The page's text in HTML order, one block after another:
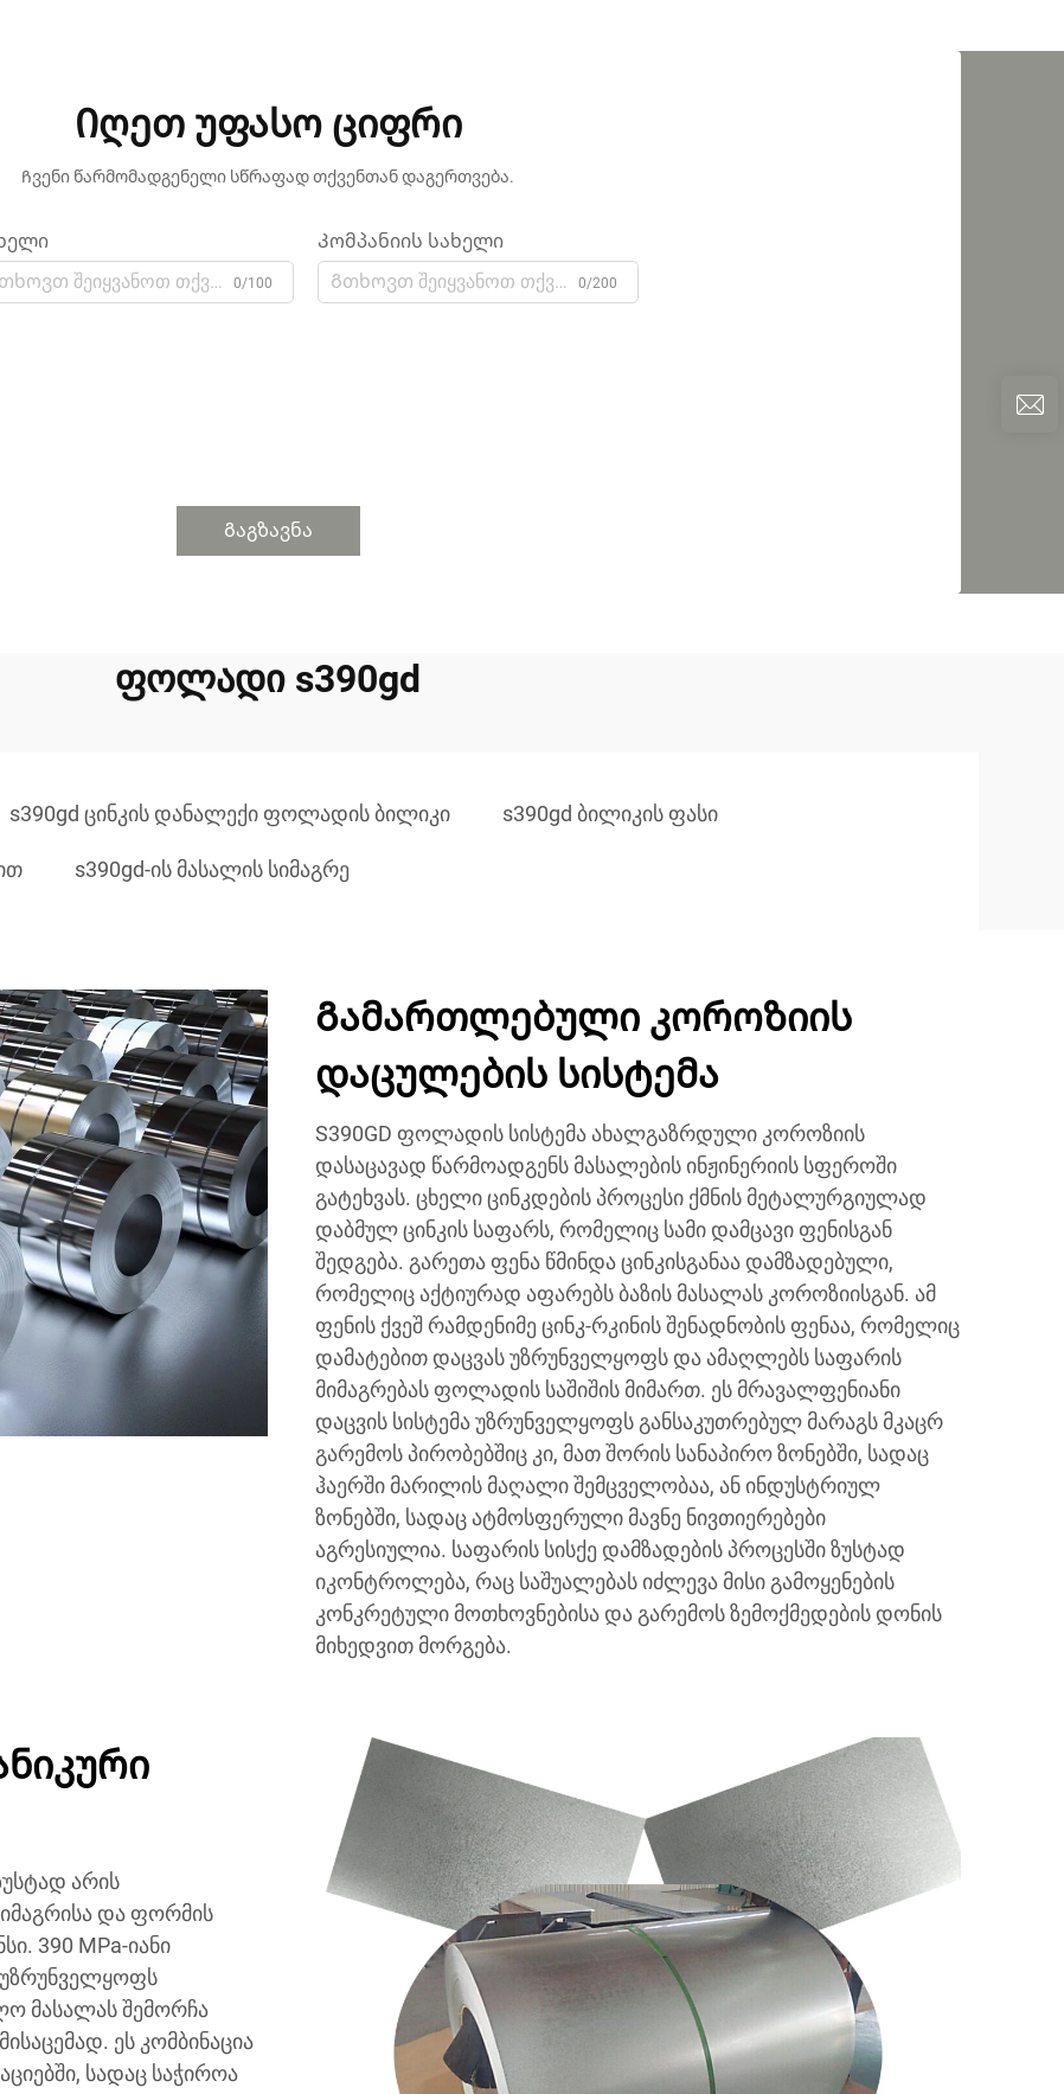
Იღეთ უფასო ციფრი
Ჩვენი წარმომადგენელი სწრაფად თქვენთან დაგერთვება.
0/100
Კომპანიის სახელი
0/200
Გაგზავნა
ფოლადი s390gd
s390gd ცინკის დანალექი ფოლადის ბილიკი s390gd ბილიკის ფასი
s390gd-ის მასალის სიმაგრე
Გამართლებული კოროზიის
დაცულების სისტემა
S390GD ფოლადის სისტემა ახალგაზრდული კოროზიის
დასაცავად წარმოადგენს მასალების ინჟინერიის სფეროში
გატეხვას. ცხელი ცინკდების პროცესი ქმნის მეტალურგიულად
დაბმულ ცინკის საფარს, რომელიც სამი დამცავი ფენისგან
შედგება. გარეთა ფენა წმინდა ცინკისგანაა დამზადებული,
რომელიც აქტიურად აფარებს ბაზის მასალას კოროზიისგან. ამ
ფენის ქვეშ რამდენიმე ცინკ-რკინის შენადნობის ფენაა, რომელიც
დამატებით დაცვას უზრუნველყოფს და ამაღლებს საფარის
მიმაგრებას ფოლადის საშიშის მიმართ. ეს მრავალფენიანი
დაცვის სისტემა უზრუნველყოფს განსაკუთრებულ მარაგს მკაცრ
გარემოს პირობებშიც კი, მათ შორის სანაპირო ზონებში, სადაც
ჰაერში მარილის მაღალი შემცველობაა, ან ინდუსტრიულ
ზონებში, სადაც ატმოსფერული მავნე ნივთიერებები
აგრესიულია. საფარის სისქე დამზადების პროცესში ზუსტად
იკონტროლება, რაც საშუალებას იძლევა მისი გამოყენების
კონკრეტული მოთხოვნებისა და გარემოს ზემოქმედების დონის
მიხედვით მორგება.
არის
და ფორმის
390 MPa-იანი
მასალას შემორჩა
ეს კომბინაცია
სადაც საჭიროა